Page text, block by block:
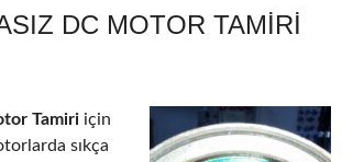
DC MOTOR TAMIRI
Tamiri için
sıkça